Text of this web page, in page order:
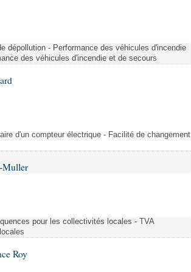
dépollution - Performance des véhicules d'incendie
des véhicules d'incendie et de secours
d'un compteur électrique - Facilité de changement
Muller
pour les collectivités locales - TVA
Roy